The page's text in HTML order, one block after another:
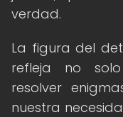
verdad.
La figura del
refleja no
resolver
nuestra